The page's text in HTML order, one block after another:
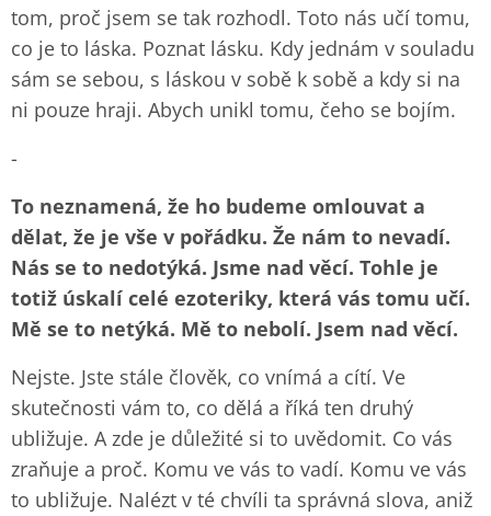
tom, proč jsem se tak rozhodl. Toto nás učí tomu,
co je to láska. Poznat lásku. Kdy jednám v souladu
sám se sebou, s láskou v sobě k sobě a kdy si na
ni pouze hraji. Abych unikl tomu, čeho se bojím.
-
To neznamená, že ho budeme omlouvat a
dělat, že je vše v pořádku. Že nám to nevadí.
Nás se to nedotýká. Jsme nad věcí. Tohle je
totiž úskalí celé ezoteriky, která vás tomu učí.
Mě se to netýká. Mě to nebolí. Jsem nad věcí.
Nejste. Jste stále člověk, co vnímá a cítí. Ve
skutečnosti vám to, co dělá a říká ten druhý
ubližuje. A zde je důležité si to uvědomit. Co vás
zraňuje a proč. Komu ve vás to vadí. Komu ve vás
to ubližuje. Nalézt v té chvíli ta správná slova, aniž